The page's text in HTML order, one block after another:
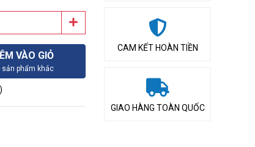
VÀO GIỎ
sản phẩm khác
CAM KẾT HOÀN TIỀN
GIAO HÀNG TOÀN QUỐC